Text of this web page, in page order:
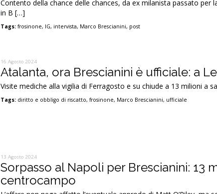
Contento della chance delle chances, da ex milanista passato per
in B […]
Tags: frosinone, IG, intervista, Marco Brescianini, post
16 Agosto 2024
Atalanta, ora Brescianini è ufficiale: a
Visite mediche alla vigilia di Ferragosto e su chiude a 13 milioni a
Tags: diritto e obbligo di riscatto,frosinone, Marco Brescianini, ufficiale
13 Agosto 2024
Sorpasso al Napoli per Brescianini: 13
centrocampo